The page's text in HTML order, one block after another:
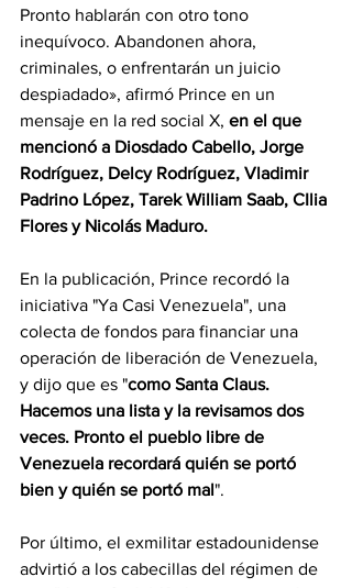
Pronto hablarán con otro tono
inequívoco. Abandonen ahora,
criminales, o enfrentarán un juicio
despiadado», afirmó Prince en un
mensaje en la red social X, en el que
mencionó a Diosdado Cabello, Jorge
Rodríguez, Delcy Rodríguez, Vladimir
Padrino López, Tarek William Saab, CIlia
Flores y Nicolás Maduro.
En la publicación, Prince recordó la
iniciativa "Ya Casi Venezuela", una
colecta de fondos para financiar una
operación de liberación de Venezuela,
y dijo que es "como Santa Claus.
Hacemos una lista y la revisamos dos
veces. Pronto el pueblo libre de
Venezuela recordará quién se portó
bien y quién se portó mal".
Por último, el exmilitar estadounidense
advirtió a los cabecillas del régimen de